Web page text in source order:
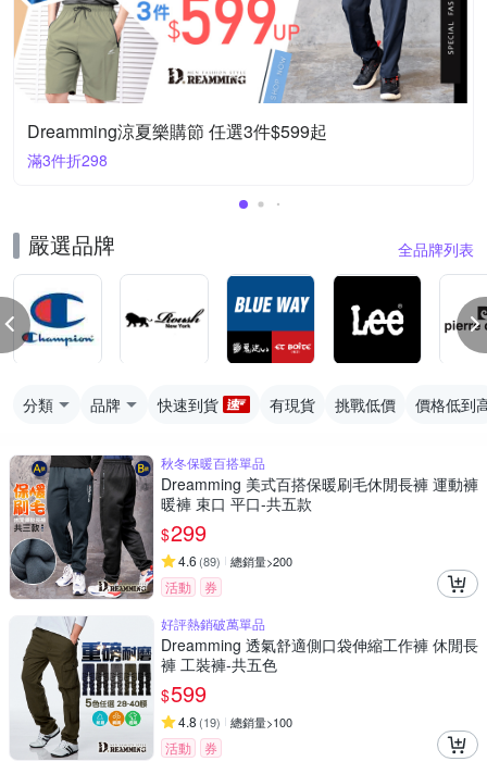
Dreamming涼夏樂購節 任選3件$599起
滿3件折298
嚴選品牌 全品牌列表
分類 品牌 快速到貨 有現貨 挑戰低價 價格低到
秋冬保暖百搭單品
Dreamming 美式百搭保暖刷毛休閒長褲 運動褲
暖褲 束口 平口-共五款
$299
4.6 (89) 總銷量>200
活動
券
好評熱銷破萬單品
Dreamming 透氣舒適側口袋伸縮工作褲 休閒長
褲 工裝褲-共五色
$599
4.8 (19) 總銷量>100
活動
券